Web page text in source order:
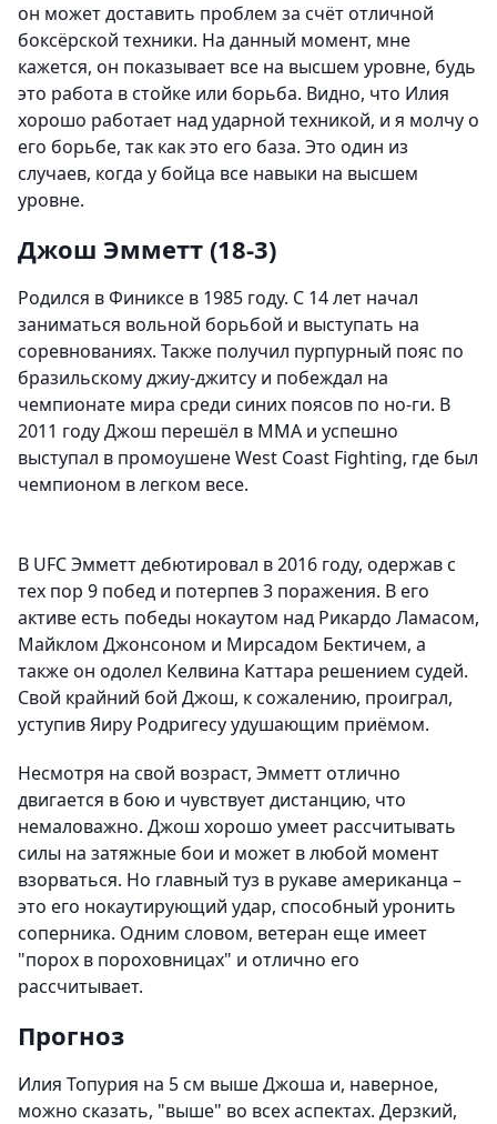
он может доставить проблем за счёт отличной
боксёрской техники. На данный момент, мне
кажется, он показывает все на высшем уровне, будь
это работа в стойке или борьба. Видно, что Илия
хорошо работает над ударной техникой, и я молчу о
его борьбе, так как это его база. Это один из
случаев, когда у бойца все навыки на высшем
уровне.
Джош Эмметт (18-3)
Родился в Финиксе в 1985 году. С 14 лет начал
заниматься вольной борьбой и выступать на
соревнованиях. Также получил пурпурный пояс по
бразильскому джиу-джитсу и побеждал на
чемпионате мира среди синих поясов по но-ги. В
2011 году Джош перешёл в ММА и успешно
выступал в промоушене West Coast Fighting, где был
чемпионом в легком весе.
В UFC Эмметт дебютировал в 2016 году, одержав с
тех пор 9 побед и потерпев 3 поражения. В его
активе есть победы нокаутом над Рикардо Ламасом,
Майклом Джонсоном и Мирсадом Бектичем, а
также он одолел Келвина Каттара решением судей.
Свой крайний бой Джош, к сожалению, проиграл,
уступив Яиру Родригесу удушающим приёмом.
Несмотря на свой возраст, Эмметт отлично
двигается в бою и чувствует дистанцию, что
немаловажно. Джош хорошо умеет рассчитывать
силы на затяжные бои и может в любой момент
взорваться. Но главный туз в рукаве американца –
это его нокаутирующий удар, способный уронить
соперника. Одним словом, ветеран еще имеет
"порох в пороховницах" и отлично его
рассчитывает.
Прогноз
Илия Топурия на 5 см выше Джоша и, наверное,
можно сказать, "выше" во всех аспектах. Дерзкий,